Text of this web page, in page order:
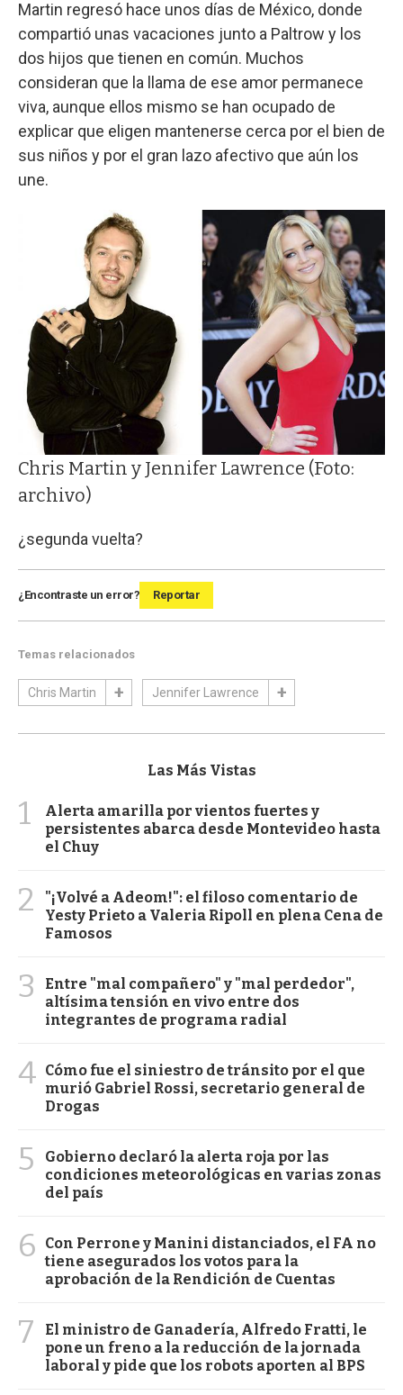
Martin regresó hace unos días de México, donde
compartió unas vacaciones junto a Paltrow y los
dos hijos que tienen en común. Muchos
consideran que la llama de ese amor permanece
viva, aunque ellos mismo se han ocupado de
explicar que eligen mantenerse cerca por el bien de
sus niños y por el gran lazo afectivo que aún los
une.
Chris Martin y Jennifer Lawrence (Foto:
archivo)
¿segunda vuelta?
¿Encontraste un error? Reportar
Temas relacionados
Chris Martin Jennifer Lawrence
Las Más Vistas
1
Alerta amarilla por vientos fuertes y
persistentes abarca desde Montevideo hasta
el Chuy
2
"¡Volvé a Adeom!": el filoso comentario de
Yesty Prieto a Valeria Ripoll en plena Cena de
Famosos
3
Entre "mal compañero" y "mal perdedor",
altísima tensión en vivo entre dos
integrantes de programa radial
4 Cómo fue el siniestro de tránsito por el que
murió Gabriel Rossi, secretario general de
Drogas
5
Gobierno declaró la alerta roja por las
condiciones meteorológicas en varias zonas
del país
6
Con Perrone y Manini distanciados, el FA no
tiene asegurados los votos para la
aprobación de la Rendición de Cuentas
7
El ministro de Ganadería, Alfredo Fratti, le
pone un freno a la reducción de la jornada
laboral y pide que los robots aporten al BPS